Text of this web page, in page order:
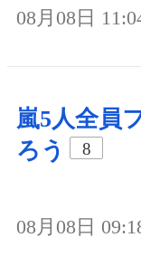
08月08日
嵐5人全員
ろう
8
08月08日